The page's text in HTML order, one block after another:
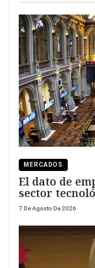
MERCADOS
El dato de
sector
7 De Agosto De 2026